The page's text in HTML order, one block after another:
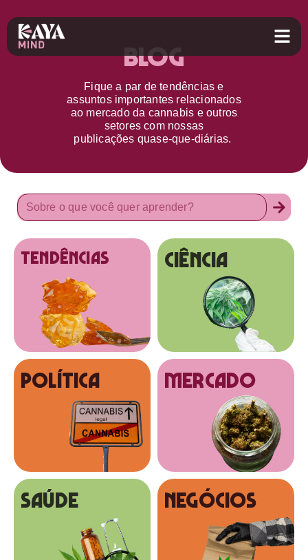
Blog
Fique a par detendências e
assuntos importantes relacionados
ao mercado da cannabis e outros
setorescom nossas
publicações quase-que-diárias.
tendências Ciência
Política MERCADO
SAÚDE NEGÓCIOS